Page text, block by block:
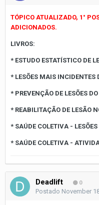
TÓPICO ATUALIZADO, 1°
ADICIONADOS.
LIVROS:
* ESTUDO ESTATÍSTICO DE
* LESÕES MAIS INCIDENTES
* PREVENÇÃO DE LESÕES
* REABILITAÇÃO DE LESÃO
* SAÚDE COLETIVA -
* SAÚDE COLETIVA -
Deadlift 0
Postado November